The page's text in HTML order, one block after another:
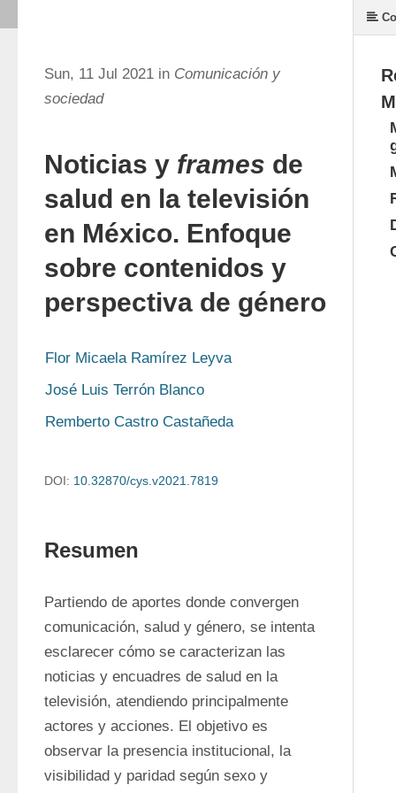
Sun, 11 Jul 2021 in Comunicación y
sociedad
Noticias y frames de
salud en la televisión
en México. Enfoque
sobre contenidos y
perspectiva de género
Flor Micaela Ramírez Leyva
José Luis Terrón Blanco
Remberto Castro Castañeda
DOI: 10.32870/cys.v2021.7819
Resumen
Partiendo de aportes donde convergen
comunicación, salud y género, se intenta
esclarecer cómo se caracterizan las
noticias y encuadres de salud en la
televisión, atendiendo principalmente
actores y acciones. El objetivo es
observar la presencia institucional, la
visibilidad y paridad según sexo y